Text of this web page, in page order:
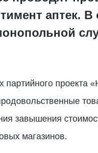
аптек.
партийного проекта
завышения
магазинов.